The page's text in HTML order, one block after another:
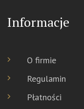
Informacje
O firmie
Regulamin
Płatności